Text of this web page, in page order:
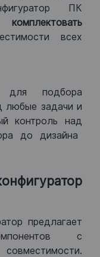
ПК
комплектовать
всех
для подбора
любые задачи и
контроль над
до дизайна
предлагает
с